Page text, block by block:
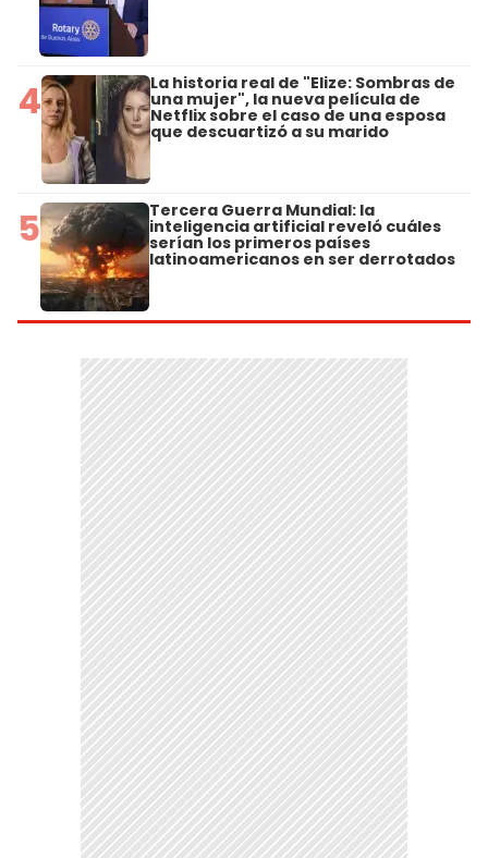
4 La historia real de "Elize: Sombras de
una mujer", la nueva película de
Netflix sobre el caso de una esposa
que descuartizó a su marido
5 Tercera Guerra Mundial: la
inteligencia artificial reveló cuáles
serían los primeros países
latinoamericanos en ser derrotados